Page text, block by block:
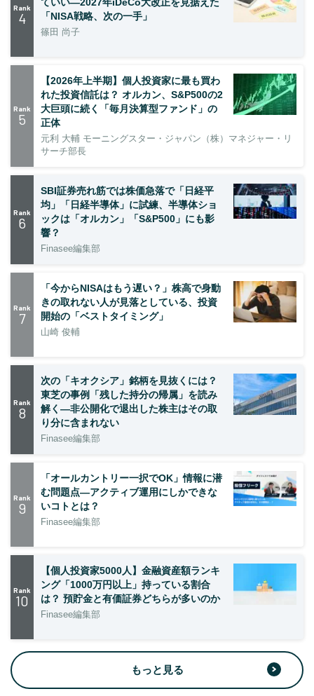
Rank
4
「NISA戦略、次の一手」
篠田 尚子
Rank
5
【2026年上半期】個人投資家に最も買わ
れた投資信託は？ オルカン、S&P500の2
大巨頭に続く「毎月決算型ファンド」の
正体
元利 大輔 モーニングスター・ジャパン（株）マネジャー・リ
サーチ部長
Rank
6
SBI証券売れ筋では株価急落で「日経平
均」「日経半導体」に試練、半導体ショ
ックは「オルカン」「S&P500」にも影
響？
Finasee編集部
Rank
7
「今からNISAはもう遅い？」株高で身動
きの取れない人が見落としている、投資
開始の「ベストタイミング」
山崎 俊輔
Rank
8
次の「キオクシア」銘柄を見抜くには？
東芝の事例「残した持分の帰属」を読み
解く—非公開化で退出した株主はその取
り分に含まれない
Finasee編集部
Rank
9
「オールカントリー一択でOK」情報に潜
む問題点―アクティブ運用にしかできな
いコトとは？
Finasee編集部
Rank
10
【個人投資家5000人】金融資産額ランキ
ング「1000万円以上」持っている割合
は？ 預貯金と有価証券どちらが多いのか
Finasee編集部
もっと見る